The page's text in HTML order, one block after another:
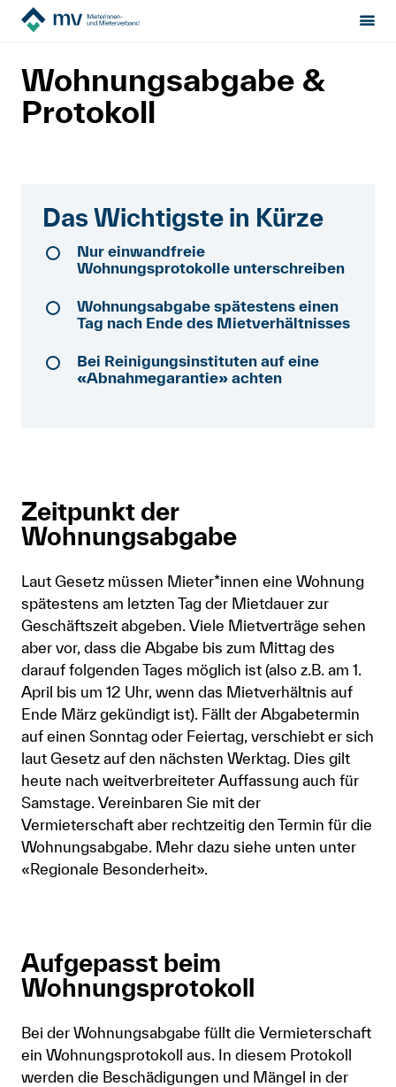
Mietrecht
Über uns
Kontakt
Suche
Ende der Miete
Wohnungsabgabe & Protokoll
Wohnungsabgabe &
Protokoll
Das Wichtigste in Kürze
Nur einwandfreie
Wohnungsprotokolle unterschreiben
Wohnungsabgabe spätestens einen
Tag nach Ende des Mietverhältnisses
Bei Reinigungsinstituten auf eine
«Abnahmegarantie» achten
Zeitpunkt der
Wohnungsabgabe
Laut Gesetz müssen Mieter*innen eine Wohnung
spätestens am letzten Tag der Mietdauer zur
Geschäftszeit abgeben. Viele Mietverträge sehen
aber vor, dass die Abgabe bis zum Mittag des
darauf folgenden Tages möglich ist (also z.B. am 1.
April bis um 12 Uhr, wenn das Mietverhältnis auf
Ende März gekündigt ist). Fällt der Abgabetermin
auf einen Sonntag oder Feiertag, verschiebt er sich
laut Gesetz auf den nächsten Werktag. Dies gilt
heute nach weitverbreiteter Auffassung auch für
Samstage. Vereinbaren Sie mit der
Vermieterschaft aber rechtzeitig den Termin für die
Wohnungsabgabe. Mehr dazu siehe unten unter
«Regionale Besonderheit».
Aufgepasst beim
Wohnungsprotokoll
Bei der Wohnungsabgabe füllt die Vermieterschaft
ein Wohnungsprotokoll aus. In diesem Protokoll
werden die Beschädigungen und Mängel in der